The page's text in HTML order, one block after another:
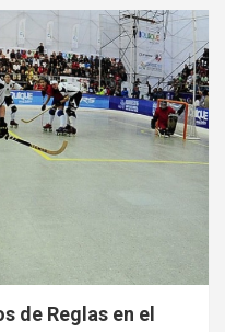
de Reglas en el